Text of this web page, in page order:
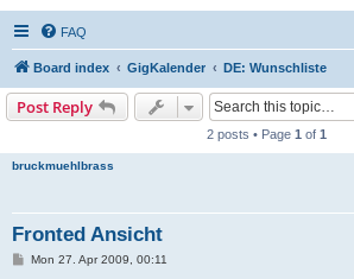
FAQ
Board index GigKalender DE: Wunschliste
Post Reply
2 posts • Page 1 of 1
bruckmuehlbrass
Fronted Ansicht
PMon 27. Apr 2009, 00:11